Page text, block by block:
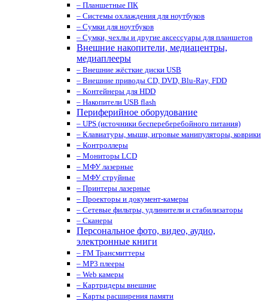
– Планшетные ПК
– Системы охлаждения для ноутбуков
– Сумки для ноутбуков
– Сумки, чехлы и другие аксессуары для планшетов
Внешние накопители, медиацентры,
медиаплееры
– Внешние жёсткие диски USB
– Внешние приводы CD, DVD, Blu-Ray, FDD
– Контейнеры для HDD
– Накопители USB flash
Периферийное оборудование
– UPS (источники беспереберебойного питания)
– Клавиатуры, мыши, игровые манипуляторы, коврики
– Контроллеры
– Мониторы LCD
– МФУ лазерные
– МФУ струйные
– Принтеры лазерные
– Проекторы и документ-камеры
– Сетевые фильтры, удлинители и стабилизаторы
– Сканеры
Персональное фото, видео, аудио,
электронные книги
– FM Трансмиттеры
– MP3 плееры
– Web камеры
– Картридеры внешние
– Карты расширения памяти